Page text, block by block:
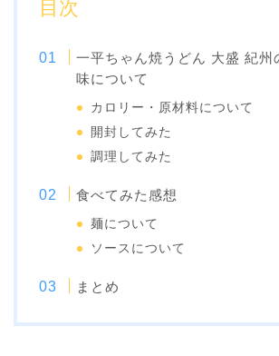
目次
一平ちゃん焼うどん 大盛 紀州
味について
カロリー・原材料について
開封してみた
調理してみた
食べてみた感想
麺について
ソースについて
まとめ